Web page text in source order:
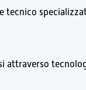
attraverso